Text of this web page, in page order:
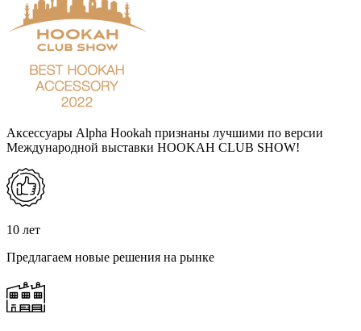
Аксессуары Alpha Hookah признаны лучшими по версии
Международной выставки HOOKAH CLUB SHOW!
10 лет
Предлагаем новые решения на рынке